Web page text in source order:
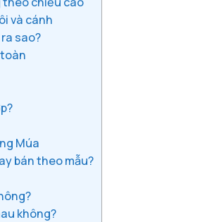
và cánh
sao?
Múa
bán theo mẫu?
không?